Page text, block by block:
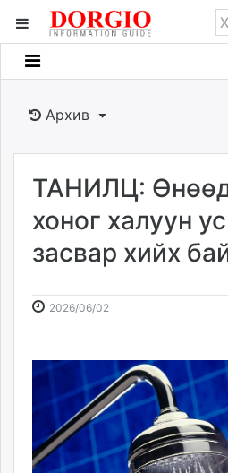
Мэдээллийн
Банк санхүү
Бизнес ААН
Төрийн
dorgio.mn
caak.mn
Baabar.mn
tovch.mn
mnb.mn
Livetv.mn
Архив
ТАНИЛЦ:
хоног халуун
засвар хийх
2026/06/02
10:23:58
06:47:34